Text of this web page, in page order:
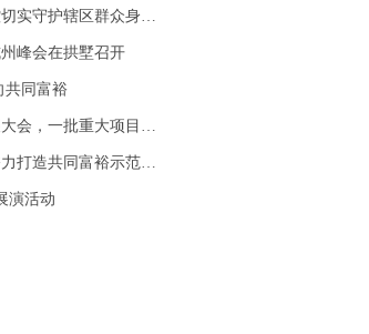
护辖区群众身体健康
峰会在拱墅召开
共同富裕
一批重大项目开工签约
同富裕示范区拱墅样本
演活动